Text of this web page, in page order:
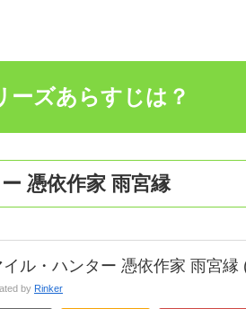
ーズあらすじは？
憑依作家 雨宮縁
イル・ハンター 憑依作家 雨宮縁
by Rinker